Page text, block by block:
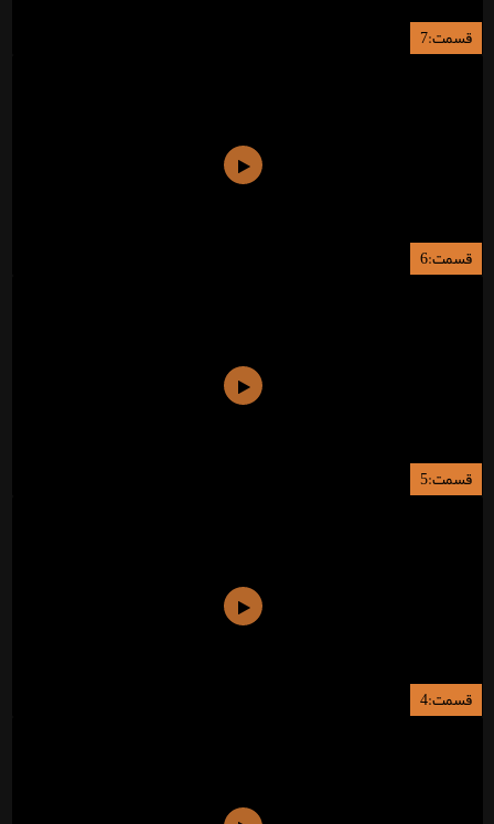
قسمت:7
قسمت:6
قسمت:5
قسمت:4